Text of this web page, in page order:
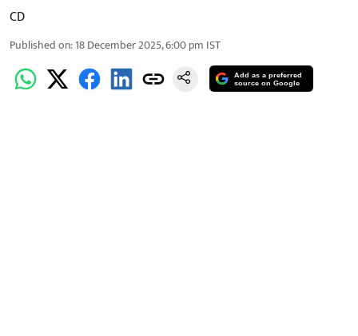
CD
Published on:18 December 2025, 6:00 pm IST
Add as a preferred
source on Google